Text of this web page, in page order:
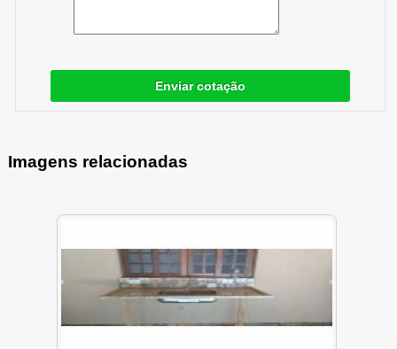
Enviar cotação
Imagens relacionadas